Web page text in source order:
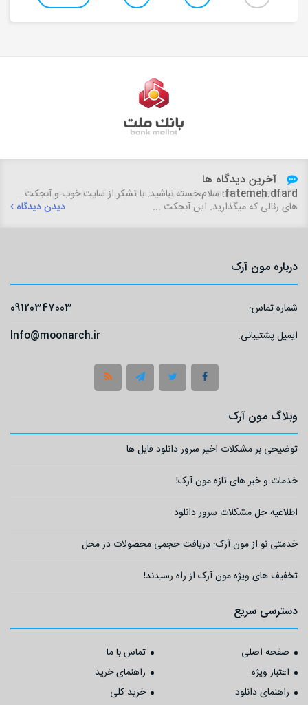
آخرین دیدگاه ها
fatemeh.dfard: سلام،خسته نباشید. با تشکر از سایت خوب و آبجکت
های رئالی که میگذارید. این آبجکت ... دیدن دیدگاه
درباره مون آرک
شماره تماس:
09120347003
ایمیل پشتیبانی:
Info@moonarch.ir
وبلاگ مون آرک
توضیحی بر مشکلات اخیر سرور دانلود فایل ها
خدمات و خبر های تازه مون آرک!
اطلاعیه حل مشکلات سرور دانلود
خدمتی نو از مون آرک: دریافت حجمی محصولات در محل
تخفیف های ویژه مون آرک از راه رسیدند!
دسترسی سریع
صفحه اصلی
تماس با ما
اعتبار ویژه
راهنمای خرید
راهنمای دانلود
خرید کلی